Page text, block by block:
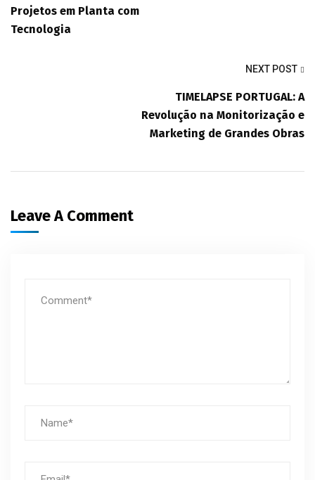
Projetos em Planta com
Tecnologia
NEXT POST
TIMELAPSE PORTUGAL: A
Revolução na Monitorização e
Marketing de Grandes Obras
Leave A Comment